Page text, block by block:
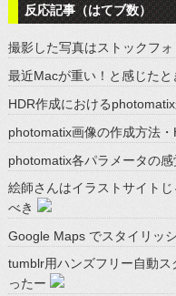
反応記事（はてブ数）
撮影した写真はストックフ
最近Macが重い！と感じた
HDR作成における
photomatix画像の作成方法
photomatix各パラメータの感
絵師さんはイラストサイト
べき
Google Maps でスタイリッ
tumblr用ハンズフリー自動
ったー